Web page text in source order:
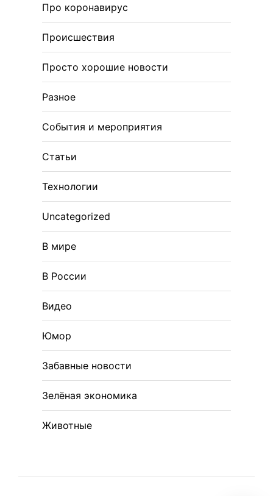
Про коронавирус
Происшествия
Просто хорошие новости
Разное
События и мероприятия
Статьи
Технологии
Uncategorized
В мире
В России
Видео
Юмор
Забавные новости
Зелёная экономика
Животные